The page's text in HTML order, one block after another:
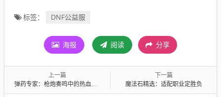
标签： DNF公益服
海报 阅读 分享
上一篇
弹药专家：枪炮奏鸣中的热血青春
下一篇
魔法石精选：适配职业定胜负